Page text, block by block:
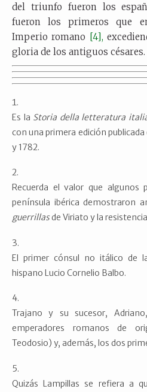
del triunfo fueron los
fueron los primeros que
Imperio romano [4],
gloria de los antiguos césares.
Es la Storia della letteratura
con una primera edición
y 1782.
Recuerda el valor que algunos
península ibérica demostraron
guerrillasde Viriato y la
El primer cónsul no itálico de
hispano Lucio Cornelio Balbo.
Trajano y su sucesor,
emperadores romanos de
Teodosio) y, además, los dos
Quizás Lampillas se refiera a